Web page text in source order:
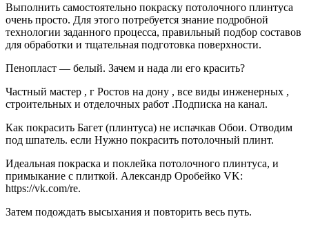
Выполнить самостоятельно покраску потолочного плинтуса
очень просто. Для этого потребуется знание подробной
технологии заданного процесса, правильный подбор составов
для обработки и тщательная подготовка поверхности.
Пенопласт — белый. Зачем и нада ли его красить?
Частный мастер , г Ростов на дону , все виды инженерных ,
строительных и отделочных работ .Подписка на канал.
Как покрасить Багет (плинтуса) не испачкав Обои. Отводим
под шпатель. если Нужно покрасить потолочный плинт.
Идеальная покраска и поклейка потолочного плинтуса, и
примыкание с плиткой. Александр Оробейко VK:
https://vk.com/re.
Затем подождать высыхания и повторить весь путь.